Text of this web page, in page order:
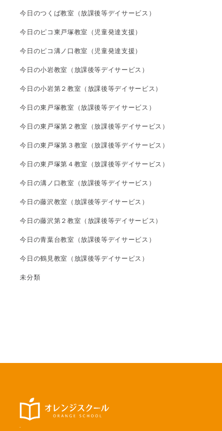
今日のつくば教室（放課後等デイサービス）
今日のピコ東戸塚教室（児童発達支援）
今日のピコ溝ノ口教室（児童発達支援）
今日の小岩教室（放課後等デイサービス）
今日の小岩第２教室（放課後等デイサービス）
今日の東戸塚教室（放課後等デイサービス）
今日の東戸塚第２教室（放課後等デイサービス）
今日の東戸塚第３教室（放課後等デイサービス）
今日の東戸塚第４教室（放課後等デイサービス）
今日の溝ノ口教室（放課後等デイサービス）
今日の藤沢教室（放課後等デイサービス）
今日の藤沢第２教室（放課後等デイサービス）
今日の青葉台教室（放課後等デイサービス）
今日の鶴見教室（放課後等デイサービス）
未分類